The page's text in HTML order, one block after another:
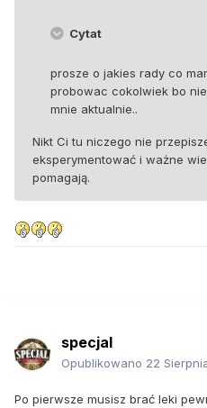
Cytat
prosze o jakies rady co
probowac cokolwiek bo
mnie aktualnie..
Nikt Ci tu niczego nie
eksperymentować i ważne
pomagają.
specjal
Opublikowano 22
Po pierwsze musisz brać leki